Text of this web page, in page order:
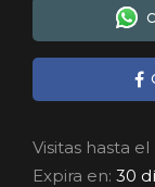
Visitas hasta
Expira en: 30